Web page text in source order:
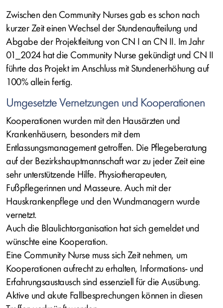
Zwischen den Community Nurses gab es schon nach
kurzer Zeit einen Wechsel der Stundenaufteilung und
Abgabe der Projektleitung von CN I an CN II. Im Jahr
01_2024 hat die Community Nurse gekündigt und CN II
führte das Projekt im Anschluss mit Stundenerhöhung auf
100% allein fertig.
Umgesetzte Vernetzungen und Kooperationen
Kooperationen wurden mit den Hausärzten und
Krankenhäusern, besonders mit dem
Entlassungsmanagement getroffen. Die Pflegeberatung
auf der Bezirkshauptmannschaft war zu jeder Zeit eine
sehr unterstützende Hilfe. Physiotherapeuten,
Fußpflegerinnen und Masseure. Auch mit der
Hauskrankenpflege und den Wundmanagern wurde
vernetzt.
Auch die Blaulichtorganisation hat sich gemeldet und
wünschte eine Kooperation.
Eine Community Nurse muss sich Zeit nehmen, um
Kooperationen aufrecht zu erhalten, Informations- und
Erfahrungsaustausch sind essenziell für die Ausübung.
Aktive und akute Fallbesprechungen können in diesen